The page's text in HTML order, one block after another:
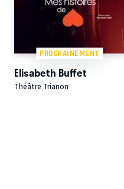
PROCHAINEMENT
Elisabeth Buffet
Théâtre Trianon